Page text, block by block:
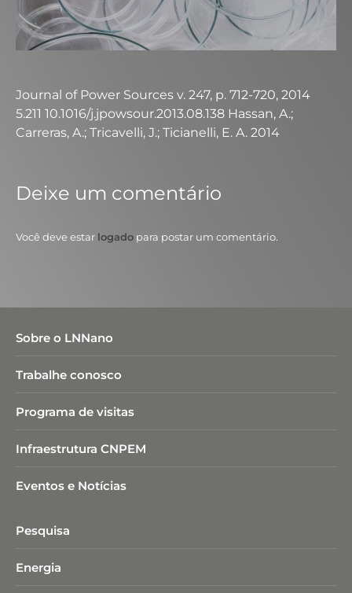
Journal of Power Sources v. 247, p. 712-720, 2014
5.211 10.1016/j.jpowsour.2013.08.138 Hassan, A.;
Carreras, A.; Tricavelli, J.; Ticianelli, E. A. 2014
Deixe um comentário
Você deve estar logado para postar um comentário.
Sobre o LNNano
Trabalhe conosco
Programa de visitas
Infraestrutura CNPEM
Eventos e Notícias
Pesquisa
Energia